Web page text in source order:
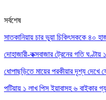
সর্বশেষ
সাতকানিয়ায় চার ভুয়া চিকিৎসককে ৪০
দোহাজারী-কক্সবাজার ট্রেনের গতি
ধোপাছড়িতে মায়ের পরকীয়ার দৃশ্য
পটিয়ায় ১ লাখ পিস ইয়াবাসহ ৬ বাইকার